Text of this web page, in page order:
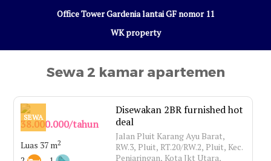
Office Tower Gardenia lantai GF nomor 11
WK property
Sewa 2 kamar apartemen
SEWA
38.000.000/tahun
Luas 37 m2
Disewakan 2BR furnished hot
deal
Jalan Pluit Karang Ayu Barat,
RW.3, Pluit, RT.20/RW.2, Pluit, Kec.
Penjaringan, Kota Jkt Utara,